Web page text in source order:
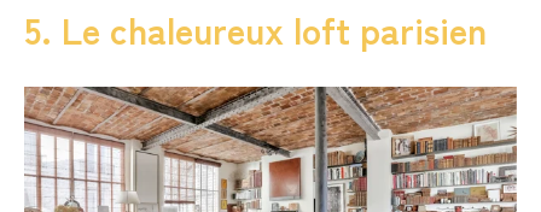
5. Le chaleureux loft parisien